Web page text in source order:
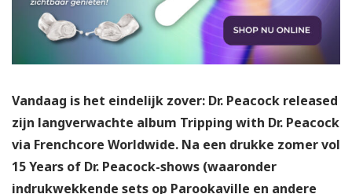
Vandaag is het eindelijk zover: Dr. Peacock released
zijn langverwachte album Tripping with Dr. Peacock
via Frenchcore Worldwide. Na een drukke zomer vol
15 Years of Dr. Peacock-shows (waaronder
indrukwekkende sets op Parookaville en andere